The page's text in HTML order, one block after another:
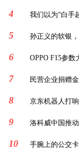
4 我们以为“白手
5 孙正义的软银
6 OPPO F15参
7 民营企业捐赠
8 京东机器人打
9 洛科威中国推
10 手腕上的公交